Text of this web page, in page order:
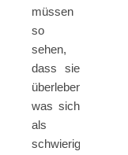
müssen
so
sehen,
dass sie
überleben,
was sich
als
schwieriger